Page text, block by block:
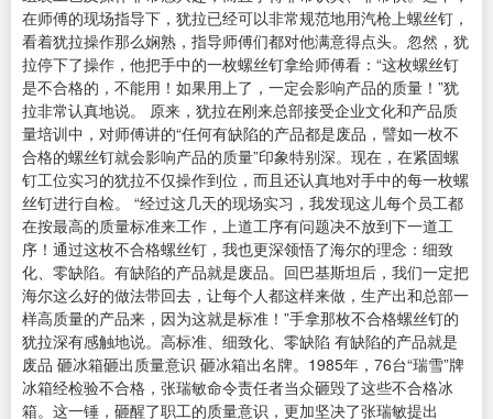
在师傅的现场指导下，犹拉已经可以非常规范地用汽枪上螺丝钉，
看着犹拉操作那么娴熟，指导师傅们都对他满意得点头。忽然，犹
拉停下了操作，他把手中的一枚螺丝钉拿给师傅看：“这枚螺丝钉
是不合格的，不能用！如果用上了，一定会影响产品的质量！”犹
拉非常认真地说。 原来，犹拉在刚来总部接受企业文化和产品质
量培训中，对师傅讲的“任何有缺陷的产品都是废品，譬如一枚不
合格的螺丝钉就会影响产品的质量”印象特别深。现在，在紧固螺
钉工位实习的犹拉不仅操作到位，而且还认真地对手中的每一枚螺
丝钉进行自检。 “经过这几天的现场实习，我发现这儿每个员工都
在按最高的质量标准来工作，上道工序有问题决不放到下一道工
序！通过这枚不合格螺丝钉，我也更深领悟了海尔的理念：细致
化、零缺陷。有缺陷的产品就是废品。回巴基斯坦后，我们一定把
海尔这么好的做法带回去，让每个人都这样来做，生产出和总部一
样高质量的产品来，因为这就是标准！”手拿那枚不合格螺丝钉的
犹拉深有感触地说。高标准、细致化、零缺陷 有缺陷的产品就是
废品 砸冰箱砸出质量意识 砸冰箱出名牌。1985年，76台“瑞雪”牌
冰箱经检验不合格，张瑞敏命令责任者当众砸毁了这些不合格冰
箱。这一锤，砸醒了职工的质量意识，更加坚决了张瑞敏提出